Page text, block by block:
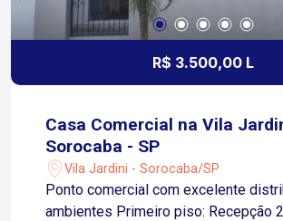
R$ 3.500,00 L
Casa Comercial na Vila
Sorocaba - SP
Vila Jardini - Sorocaba/SP
Ponto comercial com excelente
ambientes Primeiro piso: Recepção 2 salas Copa